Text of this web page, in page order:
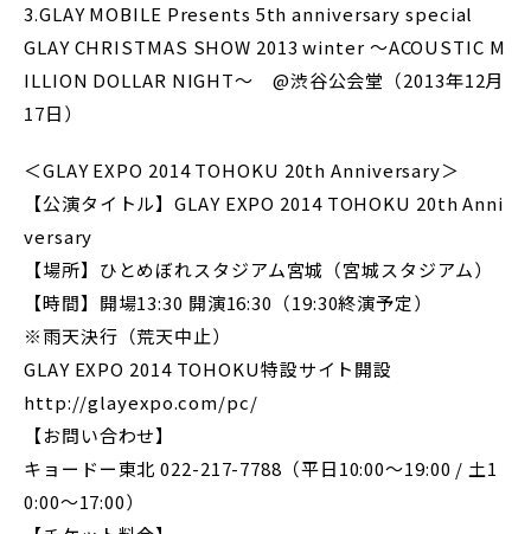
3.GLAY MOBILE Presents 5th anniversary special
GLAY CHRISTMAS SHOW 2013 winter ～ACOUSTIC M
ILLION DOLLAR NIGHT～ @渋谷公会堂（2013年12月
17日）
＜GLAY EXPO 2014 TOHOKU 20th Anniversary＞
【公演タイトル】GLAY EXPO 2014 TOHOKU 20th Anni
versary
【場所】ひとめぼれスタジアム宮城（宮城スタジアム）
【時間】開場13:30 開演16:30（19:30終演予定）
※雨天決行（荒天中止）
GLAY EXPO 2014 TOHOKU特設サイト開設
http://glayexpo.com/pc/
【お問い合わせ】
キョードー東北 022-217-7788（平日10:00～19:00 / 土1
0:00～17:00）